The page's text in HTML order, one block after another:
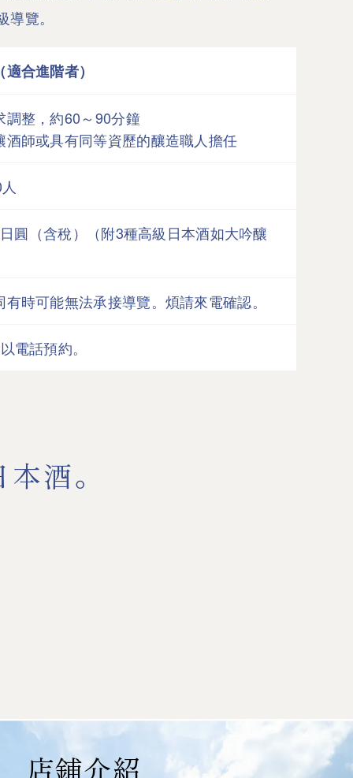
覽。
合進階者）
調整，約60～90分鐘
酒師或具有同等資歷的釀造職人擔任
圓（含稅）（附3種高級日本酒如大吟釀
時可能無法承接導覽。煩請來電確認。
電話預約。
酒。
店鋪介紹